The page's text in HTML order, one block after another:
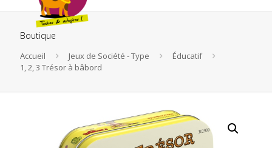
Boutique
Accueil Jeux de Société - Type
Éducatif
1, 2, 3 Trésor à bâbord